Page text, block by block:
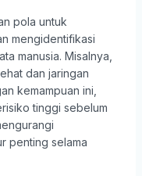
pola untuk
mengidentifikasi
manusia. Misalnya,
dan jaringan
kemampuan ini,
tinggi sebelum
penting selama